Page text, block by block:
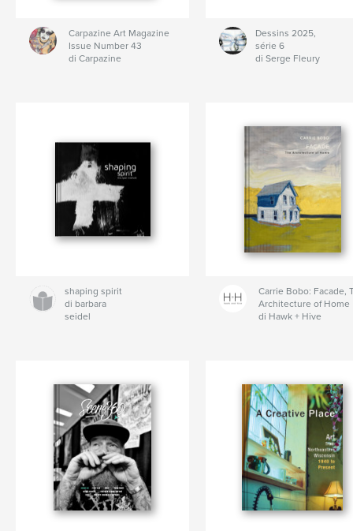
Carpazine Art Magazine
Issue Number 43
di Carpazine
Dessins 2025,
série 6
di Serge Fleury
shaping spirit
di barbara
seidel
Carrie Bobo: Facade,
Architecture of Home
di Hawk + Hive